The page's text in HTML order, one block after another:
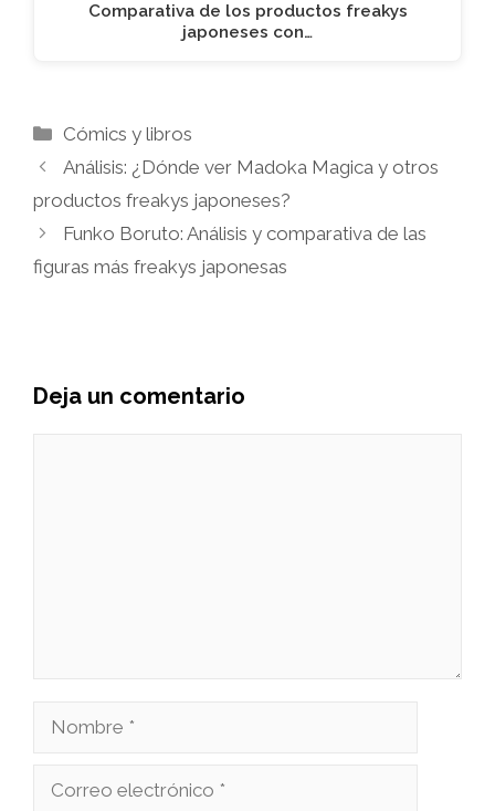
Comparativa de los productos freakys
japoneses con…
Categorías
Cómics y libros
Análisis: ¿Dónde ver Madoka Magica y otros
productos freakys japoneses?
Funko Boruto: Análisis y comparativa de las
figuras más freakys japonesas
Deja un comentario
Nombre
Correo